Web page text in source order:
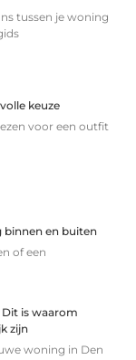
tussen je woning
keuze
voor een outfit
binnen en buiten
of een
Dit is waarom
zijn
woning in Den